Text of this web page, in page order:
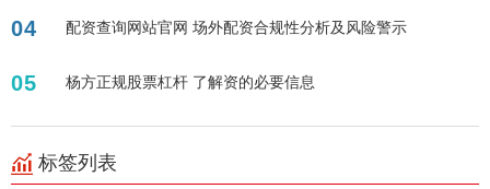
04 配资查询网站官网 场外配资合规性分析及风险警示
05 杨方正规股票杠杆 了解资的必要信息
标签列表